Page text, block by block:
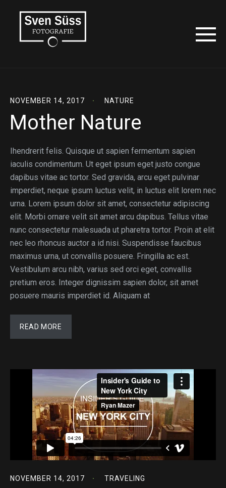
NOVEMBER 14, 2017 NATURE
Mother Nature
Ihendrerit felis. Quisque ut sapien fermentum sapien
iaculis condimentum. Ut eget ipsum eget justo congue
dapibus vitae ac tortor. Sed gravida, arcu eget pulvinar
imperdiet, neque ipsum luctus velit, in luctus elit lorem nec
urna. Lorem ipsum dolor sit amet, consectetur adipiscing
elit. Morbi ornare velit sit amet arcu dapibus. Tellus vitae
nunc consectetur malesuada ut pharetra tortor. Proin at elit
nec leo rhoncus auctor a id nisi. Suspendisse faucibus
maximus urna, ut convallis posuere. Fringilla ac est.
Vestibulum arcu nibh, varius sed orci eget, convallis
pretium eros. Integer dignissim sapien dolor, sit amet
posuere mauris imperdiet id. Aliquam at
READ MORE
NOVEMBER 14, 2017 TRAVELING